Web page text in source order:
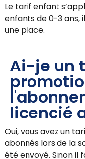
Le tarif enfant
enfants de 0-3 ans,
une place.
Ai-je un
licencié
Oui, vous avez un
abonnés lors de la
été envoyé. Sinon il